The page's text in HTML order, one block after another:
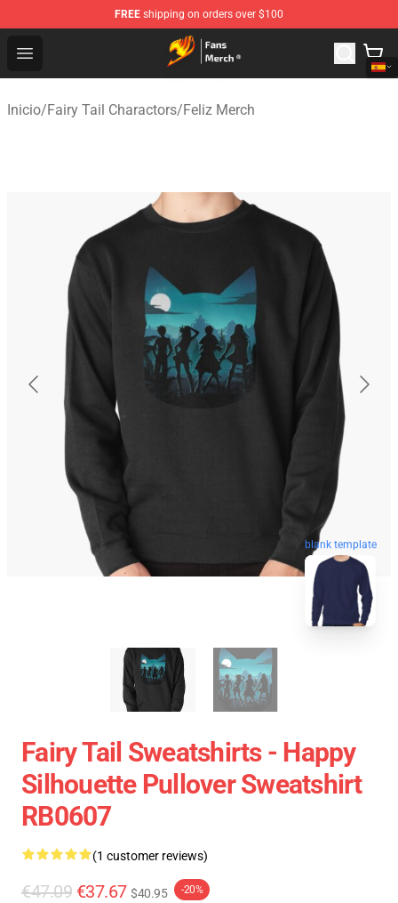
FREE shipping on orders over $100
Open menu
Fairy Tail Store - Official Fairy Tail Merchandise Shop
Inicio/Fairy Tail Charactors/Feliz Merch
blank template
Fairy Tail Sweatshirts - Happy
Silhouette Pullover Sweatshirt
RB0607
(1 customer reviews)
€47.09 €37.67 $40.95 -20%